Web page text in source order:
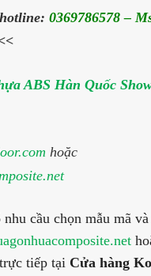
0369786578 –
ABS Hàn Quốc
hoặc
cầu chọn mẫu mã và
tiếp tại Cửa hàng